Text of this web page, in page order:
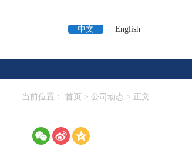
中文 English
当前位置： 首页 > 公司动态 > 正文